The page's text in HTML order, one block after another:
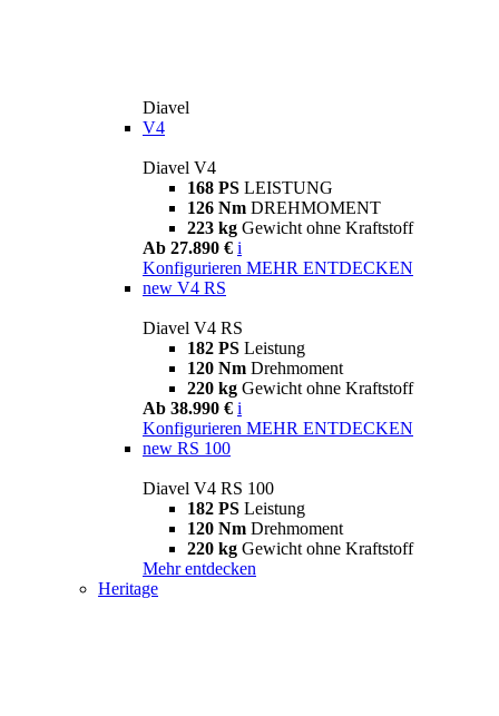
Diavel
V4
Diavel V4
168 PS LEISTUNG
126 Nm DREHMOMENT
223 kg Gewicht ohne Kraftstoff
Ab 27.890 € i
Konfigurieren MEHR ENTDECKEN
new V4 RS
Diavel V4 RS
182 PS Leistung
120 Nm Drehmoment
220 kg Gewicht ohne Kraftstoff
Ab 38.990 € i
Konfigurieren MEHR ENTDECKEN
new RS 100
Diavel V4 RS 100
182 PS Leistung
120 Nm Drehmoment
220 kg Gewicht ohne Kraftstoff
Mehr entdecken
Heritage